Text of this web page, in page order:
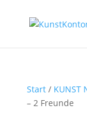
Start/ KUNST
– 2 Freunde